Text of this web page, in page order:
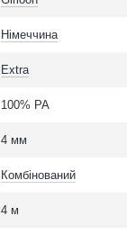
Німеччина
Extra
100% PA
4 мм
Комбінований
4 м